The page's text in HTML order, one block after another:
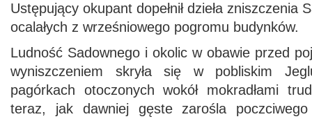
Ustępujący okupant dopełnił dzieła zniszczenia
ocalałych z wrześniowego pogromu budynków.
Ludność Sadownego i okolic w obawie przed
wyniszczeniem skryła się w pobliskim
pagórkach otoczonych wokół mokradłami
teraz, jak dawniej gęste zarośla